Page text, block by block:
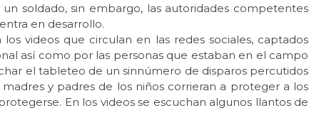
soldado, sin embargo, las autoridades competentes
en desarrollo.
videos que circulan en las redes sociales, captados
así como por las personas que estaban en el campo
el tableteo de un sinnúmero de disparos percutidos
y padres de los niños corrieran a proteger a los
En los videos se escuchan algunos llantos de